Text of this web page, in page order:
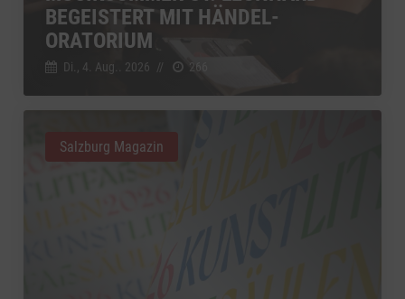
BEGEISTERT MIT HÄNDEL-
ORATORIUM
Di., 4. Aug.. 2026 // 266
Salzburg Magazin